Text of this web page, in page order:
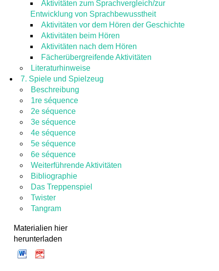
Aktivitäten zum Sprachvergleich/zur
Entwicklung von Sprachbewusstheit
Aktivitäten vor dem Hören der Geschichte
Aktivitäten beim Hören
Aktivitäten nach dem Hören
Fächerübergreifende Aktivitäten
Literaturhinweise
7. Spiele und Spielzeug
Beschreibung
1re séquence
2e séquence
3e séquence
4e séquence
5e séquence
6e séquence
Weiterführende Aktivitäten
Bibliographie
Das Treppenspiel
Twister
Tangram
Materialien hier
herunterladen